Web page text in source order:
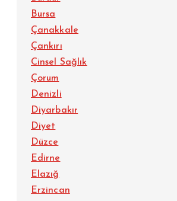
Bursa
Çanakkale
Çankırı
Cinsel Sağlık
Çorum
Denizli
Diyarbakır
Diyet
Düzce
Edirne
Elazığ
Erzincan